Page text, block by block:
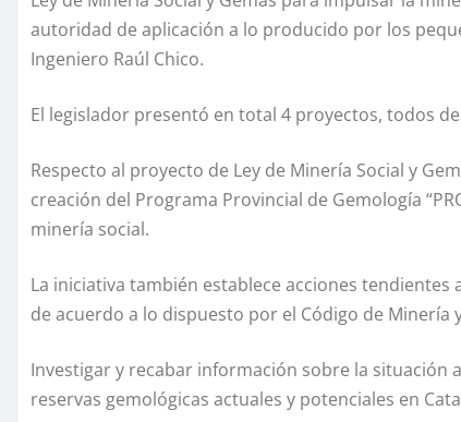
autoridad de aplicación a lo producido por los
Ingeniero Raúl Chico.
El legislador presentó en total 4 proyectos, todos
Respecto al proyecto de Ley de Minería Social y
creación del Programa Provincial de Gemología
minería social.
La iniciativa también establece acciones
de acuerdo a lo dispuesto por el Código de Minería
Investigar y recabar información sobre la situación
reservas gemológicas actuales y potenciales en